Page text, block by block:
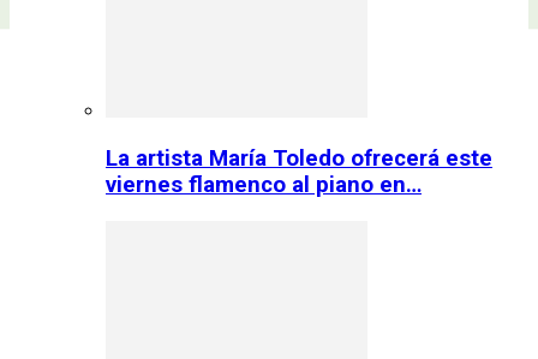
La artista María Toledo ofrecerá este
viernes flamenco al piano en…